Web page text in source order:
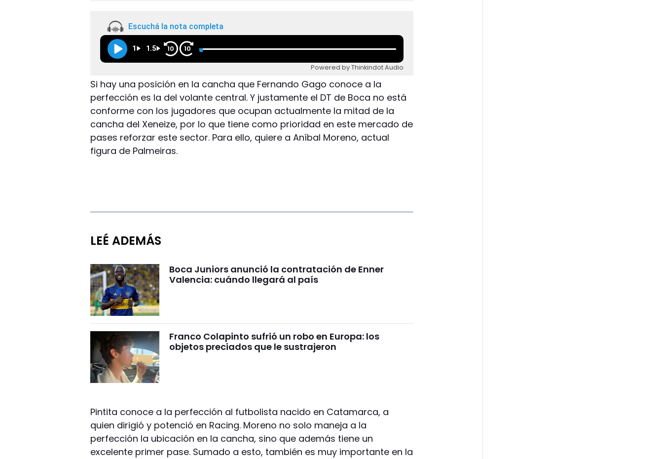
Escuchá la nota completa
1 1.5 10 10
Powered by Thinkindot Audio
Si hay una posición en la cancha que Fernando Gago conoce a la
perfección es la del volante central. Y justamente el DT de Boca no está
conforme con los jugadores que ocupan actualmente la mitad de la
cancha del Xeneize, por lo que tiene como prioridad en este mercado de
pases reforzar este sector. Para ello, quiere a Aníbal Moreno, actual
figura de Palmeiras.
LEÉ ADEMÁS
Boca Juniors anunció la contratación de Enner
Valencia: cuándo llegará al país
Franco Colapinto sufrió un robo en Europa: los
objetos preciados que le sustrajeron
Pintita conoce a la perfección al futbolista nacido en Catamarca, a
quien dirigió y potenció en Racing. Moreno no solo maneja a la
perfección la ubicación en la cancha, sino que además tiene un
excelente primer pase. Sumado a esto, también es muy importante en la